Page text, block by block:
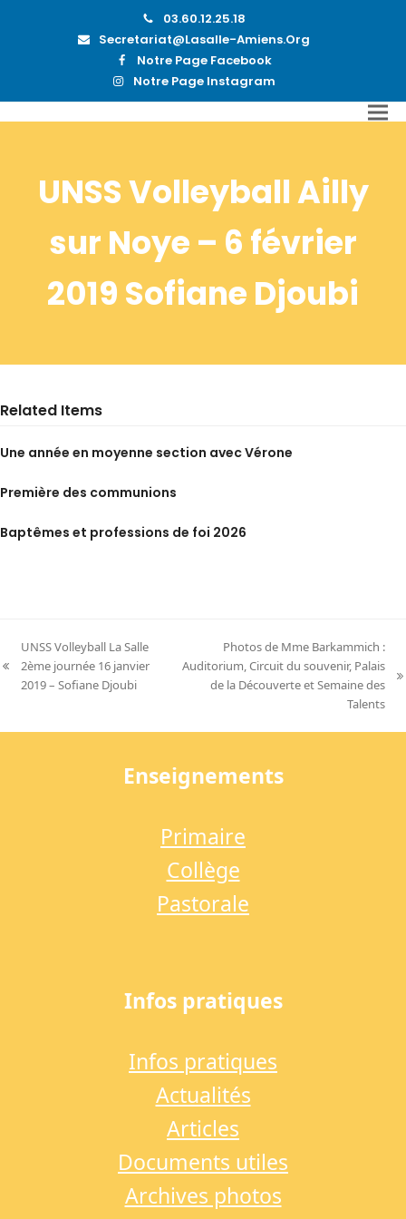
03.60.12.25.18
Secretariat@lasalle-Amiens.org
Notre Page Facebook
Notre Page Instagram
UNSS Volleyball Ailly
sur Noye – 6 février
2019 Sofiane Djoubi
Related Items
Une année en moyenne section avec Vérone
Première des communions
Baptêmes et professions de foi 2026
previous
post:
UNSS Volleyball La Salle
2ème journée 16 janvier
2019 – Sofiane Djoubi
Photos de Mme Barkammich :
Auditorium, Circuit du souvenir, Palais
de la Découverte et Semaine des
Talents
Enseignements
Primaire
Collège
Pastorale
Infos pratiques
Infos pratiques
Actualités
Articles
Documents utiles
Archives photos